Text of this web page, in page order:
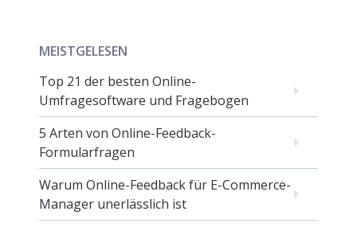
MEISTGELESEN
Top 21 der besten Online-
Umfragesoftware und Fragebogen
5 Arten von Online-Feedback-
Formularfragen
Warum Online-Feedback für E-Commerce-
Manager unerlässlich ist